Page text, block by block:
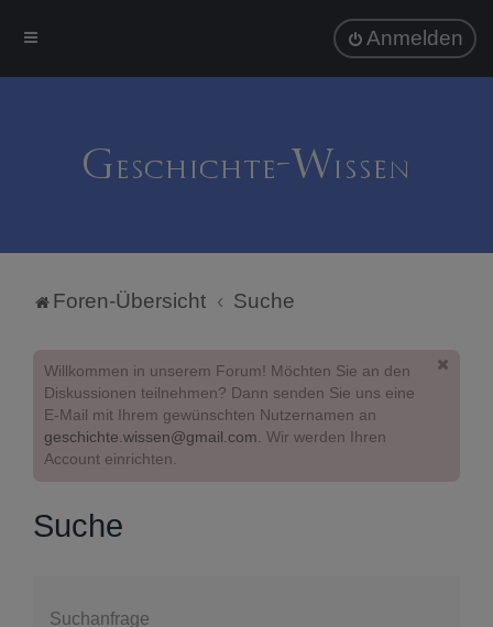
Anmelden
Foren-Übersicht Suche
Willkommen in unserem Forum! Möchten Sie an den
Diskussionen teilnehmen? Dann senden Sie uns eine
E-Mail mit Ihrem gewünschten Nutzernamen an
geschichte.wissen@gmail.com. Wir werden Ihren
Account einrichten.
Suche
Suchanfrage